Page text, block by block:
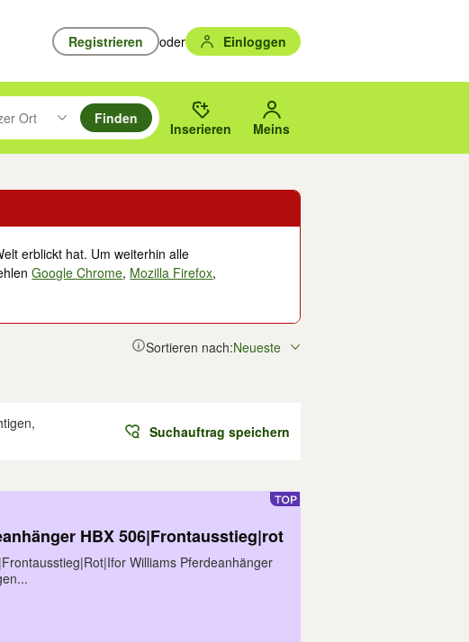
Registrieren oder Einloggen
unten durchsuchen und mit Eingabetaste auswählen.
drücken um zu suchen, oder Vorschläge mit den Pfeiltasten nach oben/
Ort
im Umkreis des gewählten Orts oder PLZ.
Finden
Inserieren Meins
erblickt hat. Um weiterhin alle
Google Chrome, Mozilla Firefox,
Sortieren nach:Neueste
Suchauftrag speichern
HBX 506|Frontausstieg|rot
Williams Pferdeanhänger